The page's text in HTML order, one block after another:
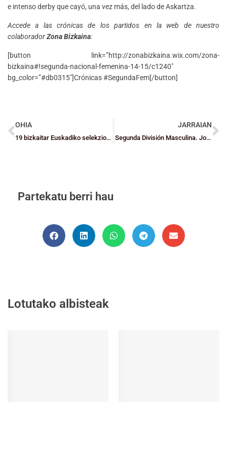
e intenso derby que cayó, una vez más, del lado de Askartza.
Accede a las crónicas de los partidos en la web de nuestro
colaboradorZona Bizkaina:
[button link=”http://zonabizkaina.wix.com/zona-
bizkaina#!segunda-nacional-femenina-14-15/c1240″
bg_color=”#db0315″]Crónicas #SegundaFem[/button]
OHIA
19 bizkaitar Euskadiko selekzioen ia behin-betiko zerrendetan
JARRAIAN
Segunda División Masculina. Jornada 18
Partekatu berri hau
Lotutako albisteak